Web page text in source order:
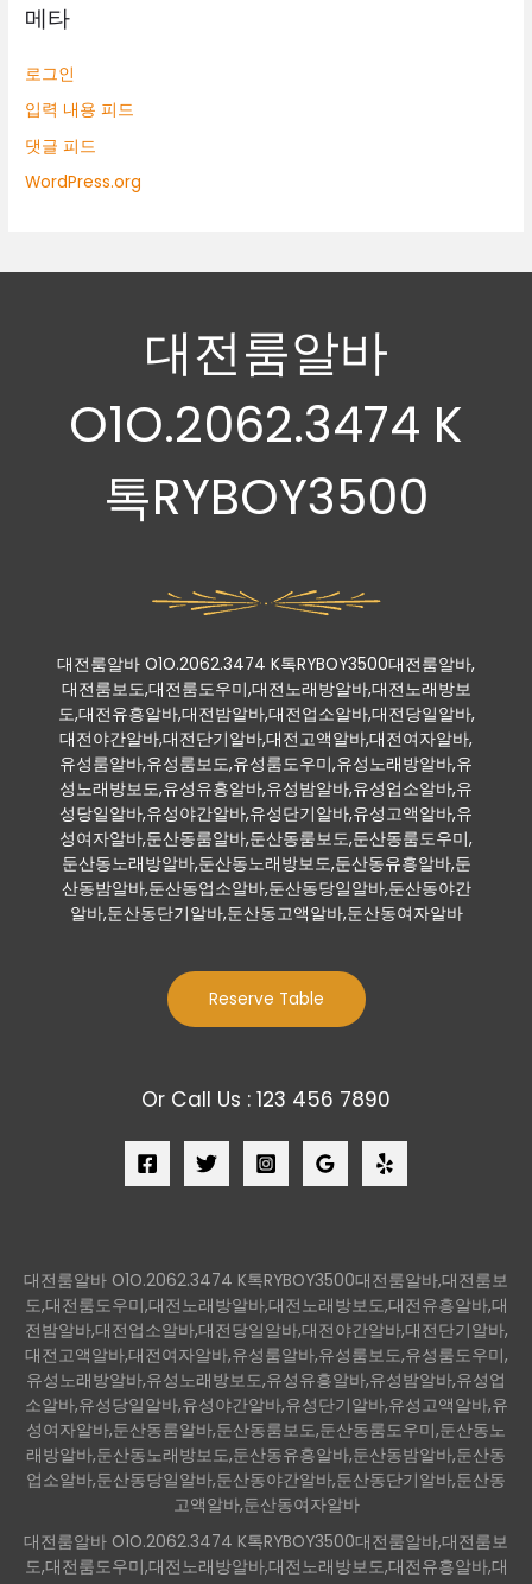
메타
로그인
입력 내용 피드
댓글 피드
WordPress.org
대전룸알바
O1O.2062.3474 K
톡RYBOY3500
대전룸알바 O1O.2062.3474 K톡RYBOY3500대전룸알바,
대전룸보도,대전룸도우미,대전노래방알바,대전노래방보
도,대전유흥알바,대전밤알바,대전업소알바,대전당일알바,
대전야간알바,대전단기알바,대전고액알바,대전여자알바,
유성룸알바,유성룸보도,유성룸도우미,유성노래방알바,유
성노래방보도,유성유흥알바,유성밤알바,유성업소알바,유
성당일알바,유성야간알바,유성단기알바,유성고액알바,유
성여자알바,둔산동룸알바,둔산동룸보도,둔산동룸도우미,
둔산동노래방알바,둔산동노래방보도,둔산동유흥알바,둔
산동밤알바,둔산동업소알바,둔산동당일알바,둔산동야간
알바,둔산동단기알바,둔산동고액알바,둔산동여자알바
Reserve Table
Or Call Us : 123 456 7890
대전룸알바 O1O.2062.3474 K톡RYBOY3500대전룸알바,대전룸보
도,대전룸도우미,대전노래방알바,대전노래방보도,대전유흥알바,대
전밤알바,대전업소알바,대전당일알바,대전야간알바,대전단기알바,
대전고액알바,대전여자알바,유성룸알바,유성룸보도,유성룸도우미,
유성노래방알바,유성노래방보도,유성유흥알바,유성밤알바,유성업
소알바,유성당일알바,유성야간알바,유성단기알바,유성고액알바,유
성여자알바,둔산동룸알바,둔산동룸보도,둔산동룸도우미,둔산동노
래방알바,둔산동노래방보도,둔산동유흥알바,둔산동밤알바,둔산동
업소알바,둔산동당일알바,둔산동야간알바,둔산동단기알바,둔산동
고액알바,둔산동여자알바
대전룸알바 O1O.2062.3474 K톡RYBOY3500대전룸알바,대전룸보
도,대전룸도우미,대전노래방알바,대전노래방보도,대전유흥알바,대